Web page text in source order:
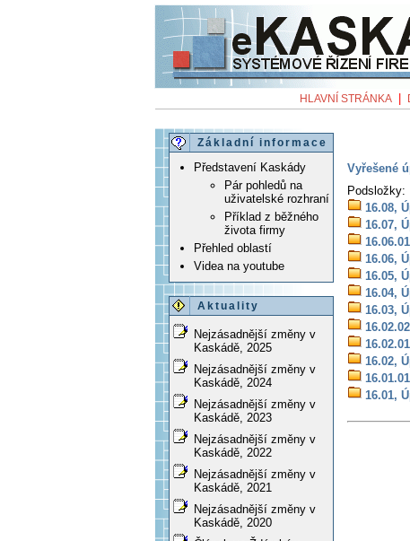
HLAVNÍ STRÁNKA
Základní informace
Představení Kaskády
Pár pohledů na
uživatelské rozhraní
Příklad z běžného
života firmy
Přehled oblastí
Videa na youtube
Aktuality
Nejzásadnější změny v
Kaskádě, 2025
Nejzásadnější změny v
Kaskádě, 2024
Nejzásadnější změny v
Kaskádě, 2023
Nejzásadnější změny v
Kaskádě, 2022
Nejzásadnější změny v
Kaskádě, 2021
Nejzásadnější změny v
Kaskádě, 2020
Vyřešené
Podsložky:
16.08,
16.07,
16.06,
16.05,
16.04,
16.03,
16.02,
16.01,